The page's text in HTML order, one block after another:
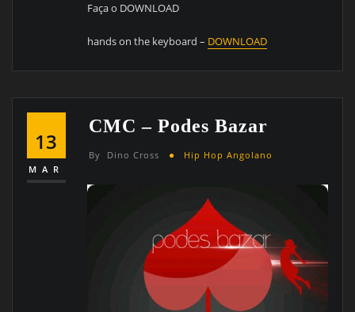
Faça o DOWNLOAD
hands on the keyboard – DOWNLOAD
13
MAR
CMC – Podes Bazar
By Dino Cross Hip Hop Angolano